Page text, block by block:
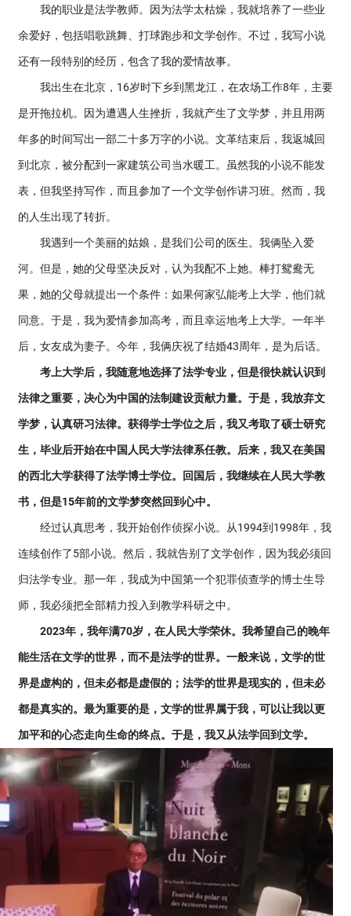
我的职业是法学教师。因为法学太枯燥，我就培养了一些业
余爱好，包括唱歌跳舞、打球跑步和文学创作。不过，我写小说
还有一段特别的经历，包含了我的爱情故事。
我出生在北京，16岁时下乡到黑龙江，在农场工作8年，主要
是开拖拉机。因为遭遇人生挫折，我就产生了文学梦，并且用两
年多的时间写出一部二十多万字的小说。文革结束后，我返城回
到北京，被分配到一家建筑公司当水暖工。虽然我的小说不能发
表，但我坚持写作，而且参加了一个文学创作讲习班。然而，我
的人生出现了转折。
我遇到一个美丽的姑娘，是我们公司的医生。我俩坠入爱
河。但是，她的父母坚决反对，认为我配不上她。棒打鸳鸯无
果，她的父母就提出一个条件：如果何家弘能考上大学，他们就
同意。于是，我为爱情参加高考，而且幸运地考上大学。一年半
后，女友成为妻子。今年，我俩庆祝了结婚43周年，是为后话。
考上大学后，我随意地选择了法学专业，但是很快就认识到
法律之重要，决心为中国的法制建设贡献力量。于是，我放弃文
学梦，认真研习法律。获得学士学位之后，我又考取了硕士研究
生，毕业后开始在中国人民大学法律系任教。后来，我又在美国
的西北大学获得了法学博士学位。回国后，我继续在人民大学教
书，但是15年前的文学梦突然回到心中。
经过认真思考，我开始创作侦探小说。从1994到1998年，我
连续创作了5部小说。然后，我就告别了文学创作，因为我必须回
归法学专业。那一年，我成为中国第一个犯罪侦查学的博士生导
师，我必须把全部精力投入到教学科研之中。
2023年，我年满70岁，在人民大学荣休。我希望自己的晚年
能生活在文学的世界，而不是法学的世界。一般来说，文学的世
界是虚构的，但未必都是虚假的；法学的世界是现实的，但未必
都是真实的。最为重要的是，文学的世界属于我，可以让我以更
加平和的心态走向生命的终点。于是，我又从法学回到文学。